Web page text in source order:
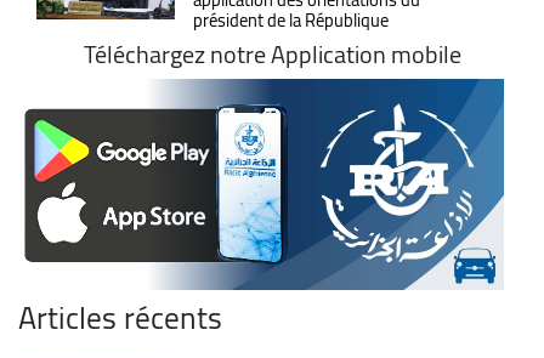
président de la République
Téléchargez notre Application mobile
Articles récents